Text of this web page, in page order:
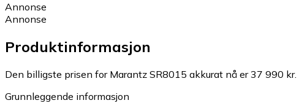
Annonse
Annonse
Produktinformasjon
Den billigste prisen for Marantz SR8015 akkurat nå er 37 990 kr.
Grunnleggende informasjon